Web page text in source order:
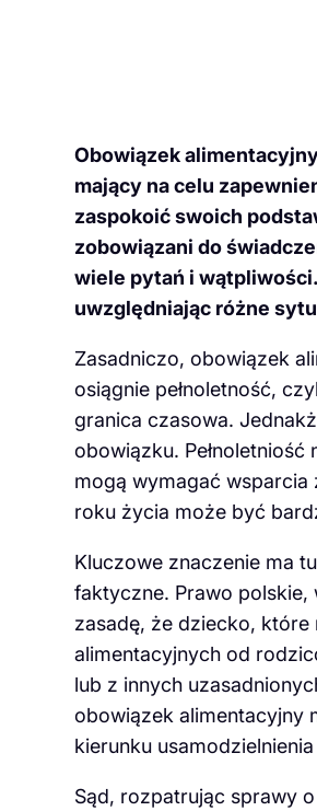
Obowiązek
mający na celu
zaspokoić swoich
zobowiązani do
wiele pytań i
uwzględniając różne
Zasadniczo, obowiązek
osiągnie pełnoletność,
granica czasowa.
obowiązku.
mogą wymagać
roku życia może być
Kluczowe znaczenie ma
faktyczne. Prawo polskie,
zasadę, że dziecko, które
alimentacyjnych od
lub z innych
obowiązek alimentacyjny
kierunku usamodzielnienia
Sąd, rozpatrując sprawy